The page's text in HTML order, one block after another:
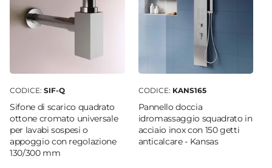
CODICE: SIF-Q
Sifone di scarico quadrato
ottone cromato universale
per lavabi sospesi o
appoggio con regolazione
130/300 mm
CODICE: KANS165
Pannello doccia
idromassaggio squadrato in
acciaio inox con 150 getti
anticalcare - Kansas